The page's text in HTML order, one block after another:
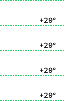
+29°
+29°
+29°
+29°